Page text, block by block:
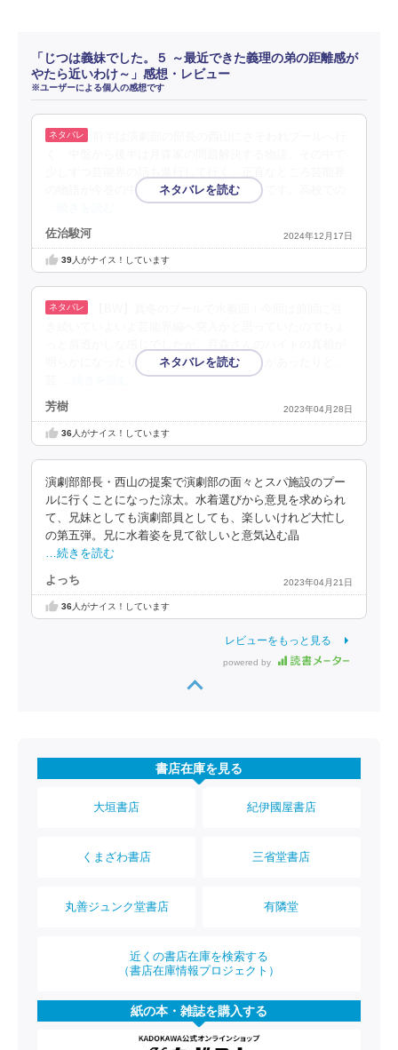
「じつは義妹でした。５ ～最近できた義理の弟の距離感が
やたら近いわけ～」感想・レビュー
※ユーザーによる個人の感想です
の物語が今巻の中心にならなくて良かったです。高校での
佐治駿河 2024年12月17日
39人がナイス！しています
明らかになったり、上田兄妹に新たな動きがあったりと、
芳樹 2023年04月28日
36人がナイス！しています
演劇部部長・西山の提案で演劇部の面々とスパ施設のプー
ルに行くことになった涼太。水着選びから意見を求められ
て、兄妹としても演劇部員としても、楽しいけれど大忙し
の第五弾。兄に水着姿を見て欲しいと意気込む晶
…続きを読む
よっち 2023年04月21日
36人がナイス！しています
レビューをもっと見る
powered by
書店在庫を見る
大垣書店 紀伊國屋書店
くまざわ書店 三省堂書店
丸善ジュンク堂書店 有隣堂
近くの書店在庫を検索する
（書店在庫情報プロジェクト）
紙の本・雑誌を購入する